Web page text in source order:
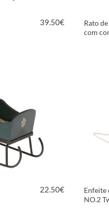
39.50€
Rato
com
22.50€
Enfeite
NO.2